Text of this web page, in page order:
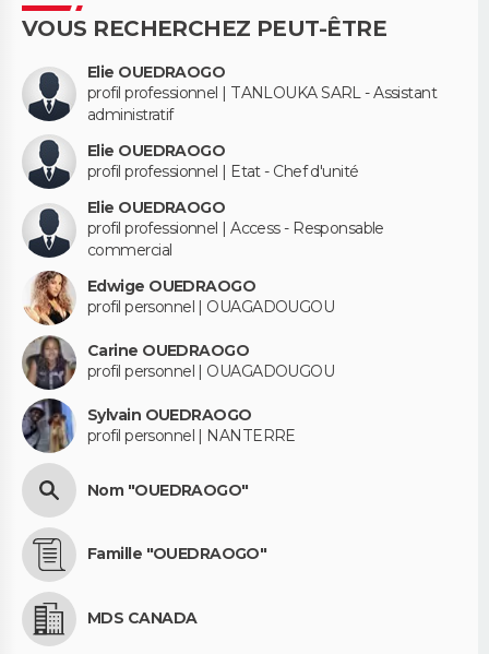
VOUS RECHERCHEZ PEUT-ÊTRE
Elie OUEDRAOGO
profil professionnel | TANLOUKA SARL - Assistant
administratif
Elie OUEDRAOGO
profil professionnel | Etat - Chef d'unité
Elie OUEDRAOGO
profil professionnel | Access - Responsable
commercial
Edwige OUEDRAOGO
profil personnel | OUAGADOUGOU
Carine OUEDRAOGO
profil personnel | OUAGADOUGOU
Sylvain OUEDRAOGO
profil personnel | NANTERRE
Nom "OUEDRAOGO"
Famille "OUEDRAOGO"
MDS CANADA